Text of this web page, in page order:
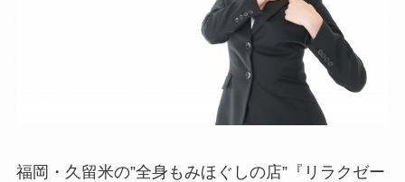
福岡・久留米の”全身もみほぐしの店”『リラクゼー